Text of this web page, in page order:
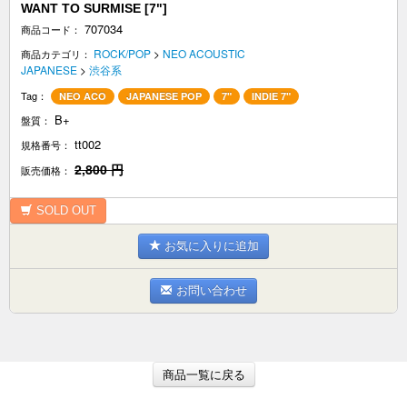
WANT TO SURMISE [7"]
商品コード： 707034
商品カテゴリ： ROCK/POP > NEO ACOUSTIC
JAPANESE > 渋谷系
Tag： NEO ACO JAPANESE POP 7" INDIE 7"
盤質： B+
規格番号： tt002
販売価格： 2,800円
SOLD OUT
お気に入りに追加
お問い合わせ
商品一覧に戻る